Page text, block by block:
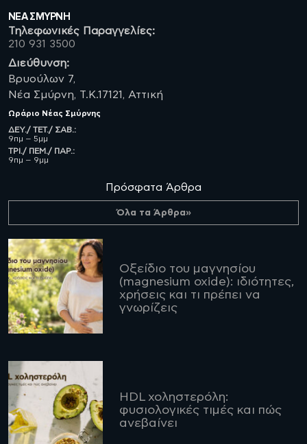
ΝΈΑ ΣΜΥΡΝΗ
Τηλεφωνικές Παραγγελίες:
210 931 3500
Διεύθυνση:
Βρυούλων 7,
Νέα Σμύρνη, Τ.Κ.17121, Αττική
Ωράριο Νέας Σμύρνης
ΔΕΥ./ ΤΕΤ./ ΣΑΒ.:
9πμ – 5μμ
ΤΡΙ./ ΠΕΜ./ ΠΑΡ.:
9πμ – 9μμ
Πρόσφατα Άρθρα
Όλα τα Άρθρα»
Οξείδιο του μαγνησίου
(magnesium oxide): ιδιότητες,
χρήσεις και τι πρέπει να
γνωρίζεις
HDL χοληστερόλη:
φυσιολογικές τιμές και πώς
ανεβαίνει